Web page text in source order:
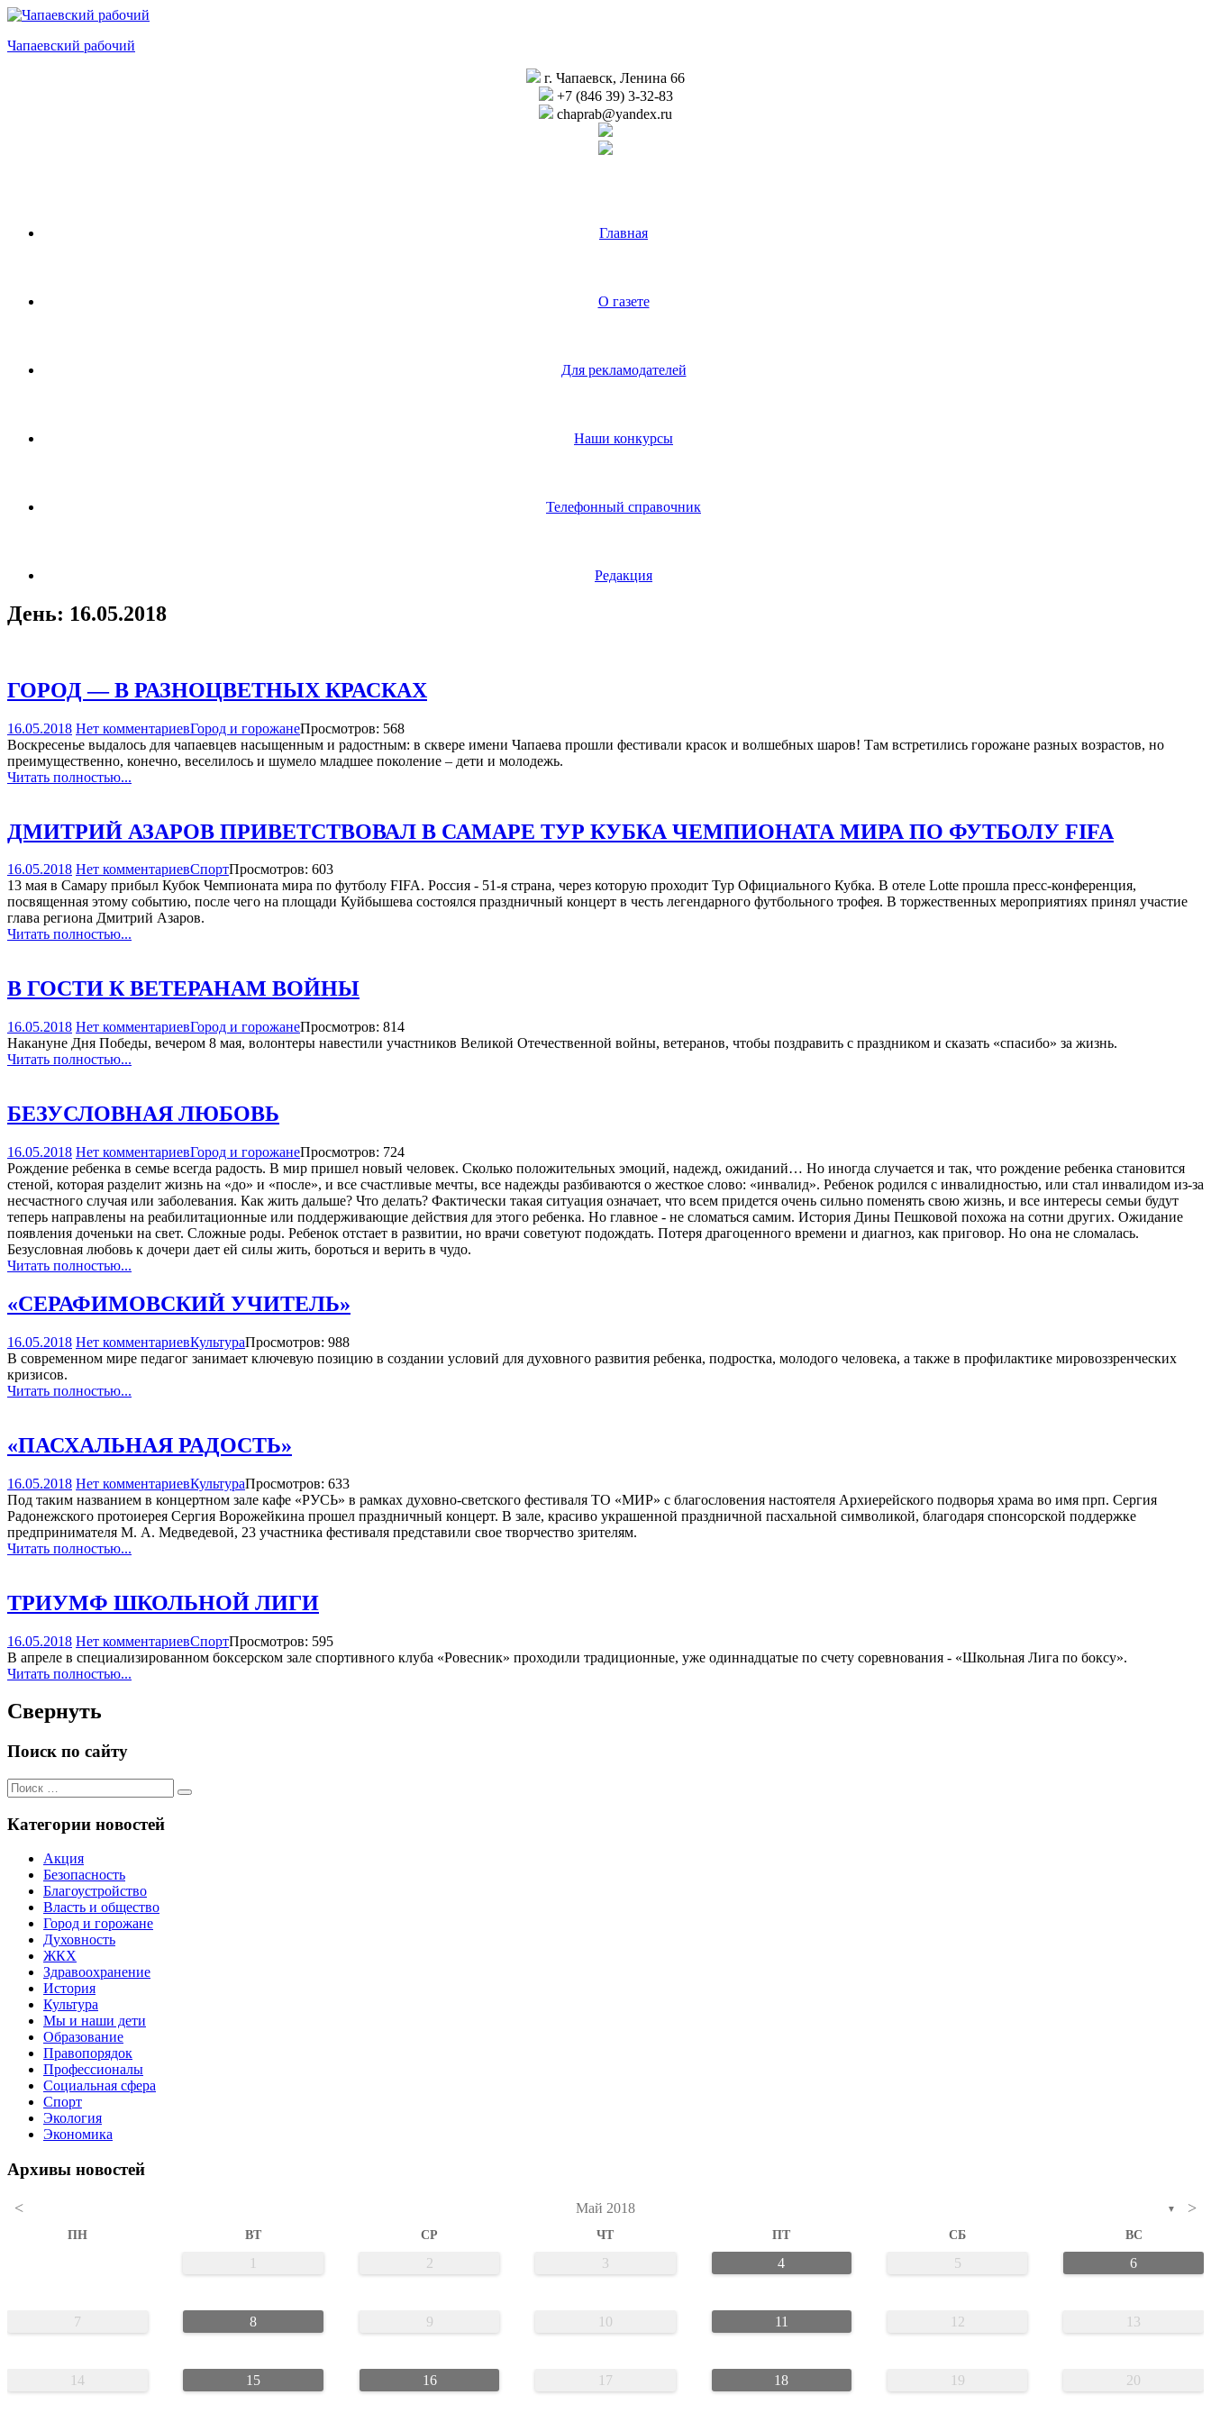
Перейти
содержимому
Чапаевский рабочий
г. Чапаевск, Ленина 66
+7 (846 39) 3-32-83
chaprab@yandex.ru
Главная
О газете
Для рекламодателей
Наши конкурсы
Телефонный справочник
Редакция
День: 16.05.2018
ГОРОД — В РАЗНОЦВЕТНЫХ КРАСКАХ
16.05.2018 Нет комментариевГород и горожанеПросмотров: 568
Воскресенье выдалось для чапаевцев насыщенным и радостным: в сквере имени Чапаева прошли фестивали красок и волшебных шаров! Там встретились горожане разных возрастов, но
преимущественно, конечно, веселилось и шумело младшее поколение – дети и молодежь.
Читать полностью...
ДМИТРИЙ АЗАРОВ ПРИВЕТСТВОВАЛ В САМАРЕ ТУР КУБКА ЧЕМПИОНАТА МИРА ПО ФУТБОЛУ FIFA
16.05.2018 Нет комментариевСпортПросмотров: 603
13 мая в Самару прибыл Кубок Чемпионата мира по футболу FIFA. Россия - 51-я страна, через которую проходит Тур Официального Кубка. В отеле Lotte прошла пресс-конференция,
посвященная этому событию, после чего на площади Куйбышева состоялся праздничный концерт в честь легендарного футбольного трофея. В торжественных мероприятиях принял участие
глава региона Дмитрий Азаров.
Читать полностью...
В ГОСТИ К ВЕТЕРАНАМ ВОЙНЫ
16.05.2018 Нет комментариевГород и горожанеПросмотров: 814
Накануне Дня Победы, вечером 8 мая, волонтеры навестили участников Великой Отечественной войны, ветеранов, чтобы поздравить с праздником и сказать «спасибо» за жизнь.
Читать полностью...
БЕЗУСЛОВНАЯ ЛЮБОВЬ
16.05.2018 Нет комментариевГород и горожанеПросмотров: 724
Рождение ребенка в семье всегда радость. В мир пришел новый человек. Сколько положительных эмоций, надежд, ожиданий… Но иногда случается и так, что рождение ребенка становится
стеной, которая разделит жизнь на «до» и «после», и все счастливые мечты, все надежды разбиваются о жесткое слово: «инвалид». Ребенок родился с инвалидностью, или стал инвалидом из-за
несчастного случая или заболевания. Как жить дальше? Что делать? Фактически такая ситуация означает, что всем придется очень сильно поменять свою жизнь, и все интересы семьи будут
теперь направлены на реабилитационные или поддерживающие действия для этого ребенка. Но главное - не сломаться самим. История Дины Пешковой похожа на сотни других. Ожидание
появления доченьки на свет. Сложные роды. Ребенок отстает в развитии, но врачи советуют подождать. Потеря драгоценного времени и диагноз, как приговор. Но она не сломалась.
Безусловная любовь к дочери дает ей силы жить, бороться и верить в чудо.
Читать полностью...
«СЕРАФИМОВСКИЙ УЧИТЕЛЬ»
16.05.2018 Нет комментариевКультураПросмотров: 988
В современном мире педагог занимает ключевую позицию в создании условий для духовного развития ребенка, подростка, молодого человека, а также в профилактике мировоззренческих
кризисов.
Читать полностью...
«ПАСХАЛЬНАЯ РАДОСТЬ»
16.05.2018 Нет комментариевКультураПросмотров: 633
Под таким названием в концертном зале кафе «РУСЬ» в рамках духовно-светского фестиваля ТО «МИР» с благословения настоятеля Архиерейского подворья храма во имя прп. Сергия
Радонежского протоиерея Сергия Ворожейкина прошел праздничный концерт. В зале, красиво украшенной праздничной пасхальной символикой, благодаря спонсорской поддержке
предпринимателя М. А. Медведевой, 23 участника фестиваля представили свое творчество зрителям.
Читать полностью...
ТРИУМФ ШКОЛЬНОЙ ЛИГИ
16.05.2018 Нет комментариевСпортПросмотров: 595
В апреле в специализированном боксерском зале спортивного клуба «Ровесник» проходили традиционные, уже одиннадцатые по счету соревнования - «Школьная Лига по боксу».
Читать полностью...
Свернуть
Поиск по сайту
Поиск
для:
Поиск
Категории новостей
Акция
Безопасность
Благоустройство
Власть и общество
Город и горожане
Духовность
ЖКХ
Здравоохранение
История
Культура
Мы и наши дети
Образование
Правопорядок
Профессионалы
Социальная сфера
Спорт
Экология
Экономика
Архивы новостей
< Май 2018 ▼ >
ПН ВТ СР ЧТ ПТ СБ ВС
1 2 3 4 5 6
7 8 9 10 11 12 13
14 15 16 17 18 19 20